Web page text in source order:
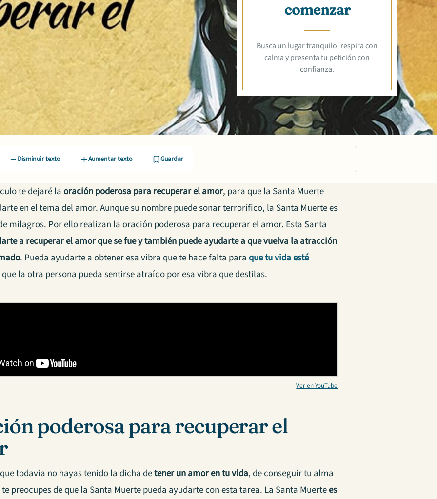
comenzar
Busca un lugar tranquilo, respira con
calma y presenta tu petición con
confianza.
Disminuir texto Aumentar texto Guardar
te dejaré la oración poderosa para recuperar el amor, para que la Santa Muerte
en el tema del amor. Aunque su nombre puede sonar terrorífico, la Santa Muerte es
milagros. Por ello realizan la oración poderosa para recuperar el amor. Esta Santa
a recuperar el amor que se fue y también puede ayudarte a que vuelva la atracción
. Pueda ayudarte a obtener esa vibra que te hace falta paraque tu vida esté
que la otra persona pueda sentirse atraído por esa vibra que destilas.
Ver en YouTube
poderosa para recuperar el
todavía no hayas tenido la dicha detener un amor en tu vida, de conseguir tu alma
preocupes de que la Santa Muerte pueda ayudarte con esta tarea. La Santa Muertees